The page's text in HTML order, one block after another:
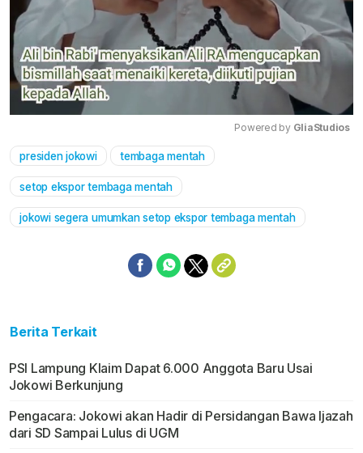
Powered by GliaStudios
presiden jokowi tembaga mentah
setop ekspor tembaga mentah
jokowi segera umumkan setop ekspor tembaga mentah
Berita Terkait
PSI Lampung Klaim Dapat 6.000 Anggota Baru Usai
Jokowi Berkunjung
Pengacara: Jokowi akan Hadir di Persidangan Bawa Ijazah
dari SD Sampai Lulus di UGM